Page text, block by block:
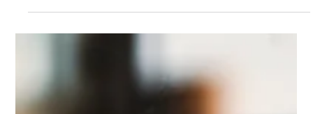
ほかにアイデア部門も設けられており、アイデア...